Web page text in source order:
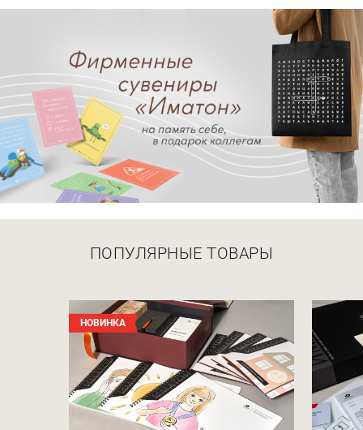
ПОПУЛЯРНЫЕ ТОВАРЫ
НОВИНКА